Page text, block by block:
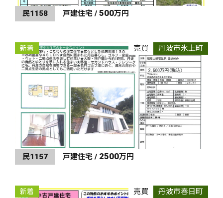
民1158 戸建住宅 / 500万円
新着 売買 丹波市氷上町
民1157 戸建住宅 / 2500万円
新着 売買 丹波市春日町